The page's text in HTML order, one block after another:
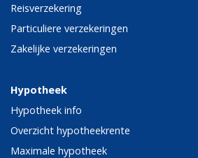
Reisverzekering
Particuliere verzekeringen
Zakelijke verzekeringen
Hypotheek
Hypotheek info
Overzicht hypotheekrente
Maximale hypotheek